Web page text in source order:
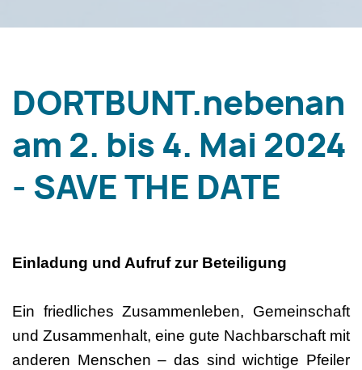
DORTBUNT.nebenan
am 2. bis 4. Mai 2024
- SAVE THE DATE
Einladung und Aufruf zur Beteiligung
Ein friedliches Zusammenleben, Gemeinschaft
und Zusammenhalt, eine gute Nachbarschaft mit
anderen Menschen – das sind wichtige Pfeiler